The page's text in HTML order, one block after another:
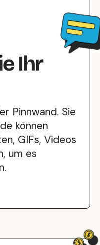
Ihr
Pinnwand. Sie
können
GIFs, Videos
um es